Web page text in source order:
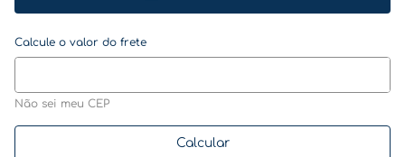
Não sei meu CEP